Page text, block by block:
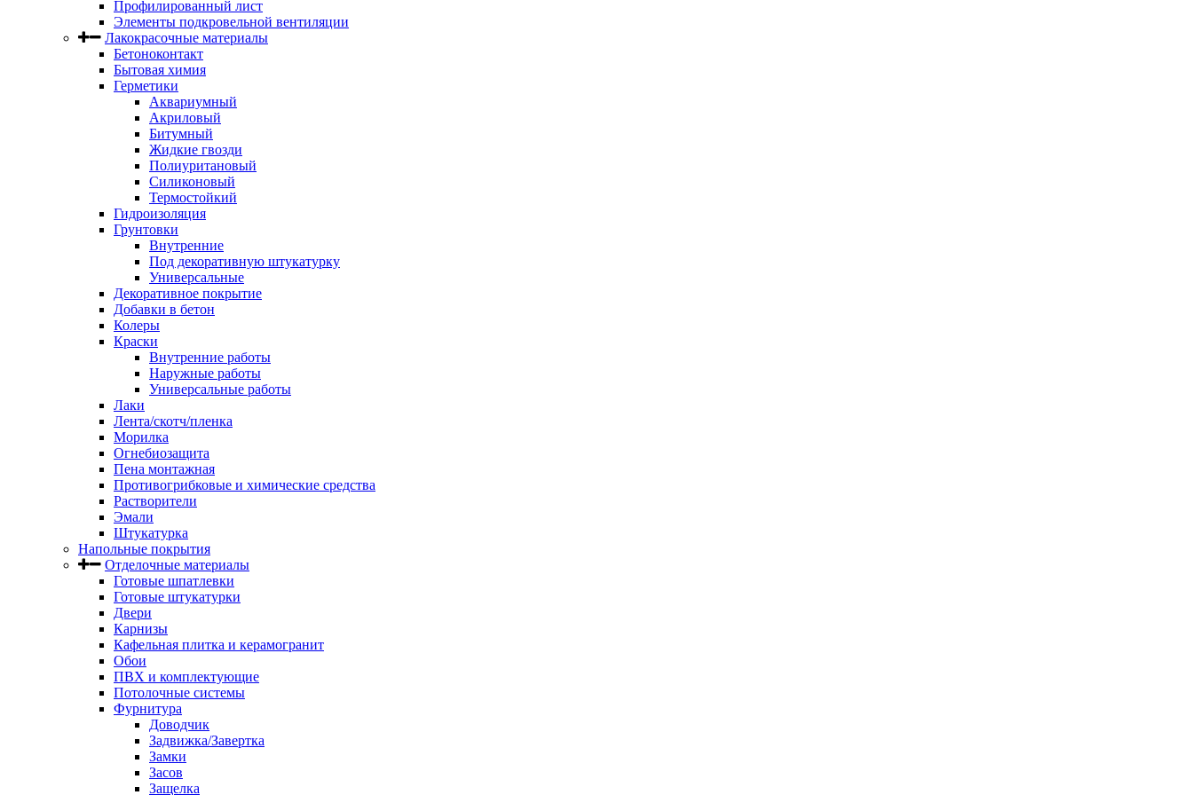
Профилированный лист
Элементы подкровельной вентиляции
Лакокрасочные материалы
Бетоноконтакт
Бытовая химия
Герметики
Аквариумный
Акриловый
Битумный
Жидкие гвозди
Полиуритановый
Силиконовый
Термостойкий
Гидроизоляция
Грунтовки
Внутренние
Под декоративную штукатурку
Универсальные
Декоративное покрытие
Добавки в бетон
Колеры
Краски
Внутренние работы
Наружные работы
Универсальные работы
Лаки
Лента/скотч/пленка
Морилка
Огнебиозащита
Пена монтажная
Противогрибковые и химические средства
Растворители
Эмали
Штукатурка
Напольные покрытия
Отделочные материалы
Готовые шпатлевки
Готовые штукатурки
Двери
Карнизы
Кафельная плитка и керамогранит
Обои
ПВХ и комплектующие
Потолочные системы
Фурнитура
Доводчик
Задвижка/Завертка
Замки
Засов
Защелка